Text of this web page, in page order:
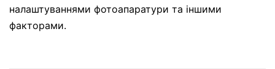
налаштуваннями фотоапаратури та іншими
факторами.